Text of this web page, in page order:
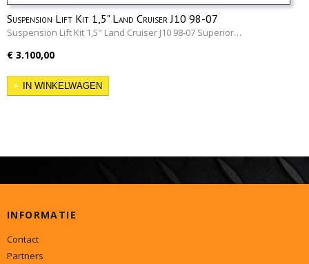
Suspension Lift Kit 1,5" Land Cruiser J10 98-07
Suspension Lift Kit 1,5" Land Cruiser J10 98-07 Superior…
€ 3.100,00
IN WINKELWAGEN
INFORMATIE
Contact
Partners